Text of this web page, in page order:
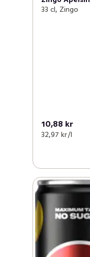
33 cl, Zingo
10,88 kr
32,97 kr /l